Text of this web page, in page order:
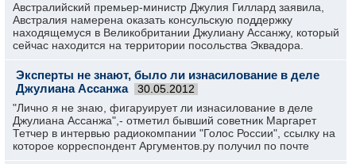
Австралийский премьер-министр Джулия Гиллард заявила,
Австралия намерена оказать консульскую поддержку
находящемуся в Великобритании Джулиану Ассанжу, который
сейчас находится на территории посольства Эквадора.
Эксперты не знают, было ли изнасилование в деле
Джулиана Ассанжа
30.05.2012
"Лично я не знаю, фигаруирует ли изнасилование в деле
Джулиана Ассанжа",- отметил бывший советник Маргарет
Тетчер в интервью радиокомпании "Голос России", ссылку на
которое корреспондент Аргументов.ру получил по почте